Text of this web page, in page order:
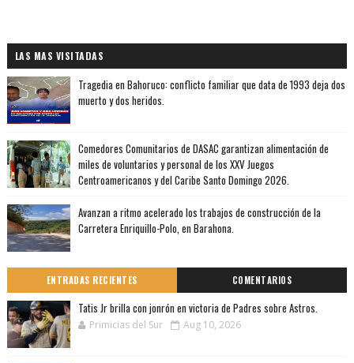
LAS MAS VISITADAS
Tragedia en Bahoruco: conflicto familiar que data de 1993 deja dos
muerto y dos heridos.
Comedores Comunitarios de DASAC garantizan alimentación de
miles de voluntarios y personal de los XXV Juegos
Centroamericanos y del Caribe Santo Domingo 2026.
Avanzan a ritmo acelerado los trabajos de construcción de la
Carretera Enriquillo-Polo, en Barahona.
ENTRADAS RECIENTES COMENTARIOS
Tatis Jr brilla con jonrón en victoria de Padres sobre Astros.
Primicias del Sur Aug 10, 2026